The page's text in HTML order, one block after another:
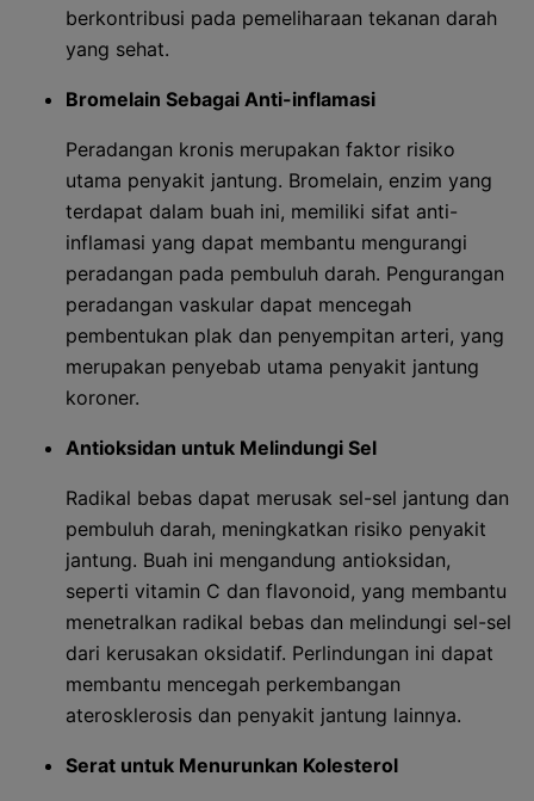
berkontribusi pada pemeliharaan tekanan darah
yang sehat.
Bromelain Sebagai Anti-inflamasi
Peradangan kronis merupakan faktor risiko
utama penyakit jantung. Bromelain, enzim yang
terdapat dalam buah ini, memiliki sifat anti-
inflamasi yang dapat membantu mengurangi
peradangan pada pembuluh darah. Pengurangan
peradangan vaskular dapat mencegah
pembentukan plak dan penyempitan arteri, yang
merupakan penyebab utama penyakit jantung
koroner.
Antioksidan untuk Melindungi Sel
Radikal bebas dapat merusak sel-sel jantung dan
pembuluh darah, meningkatkan risiko penyakit
jantung. Buah ini mengandung antioksidan,
seperti vitamin C dan flavonoid, yang membantu
menetralkan radikal bebas dan melindungi sel-sel
dari kerusakan oksidatif. Perlindungan ini dapat
membantu mencegah perkembangan
aterosklerosis dan penyakit jantung lainnya.
Serat untuk Menurunkan Kolesterol